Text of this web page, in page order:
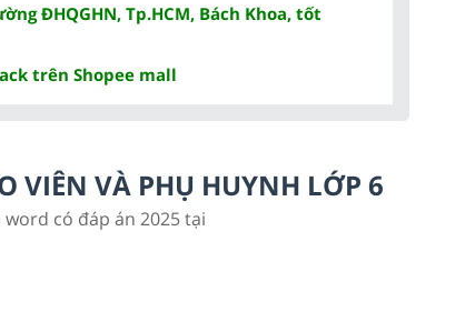
ĐHQGHN, Tp.HCM, Bách Khoa, tốt
trên Shopee mall
VIÊN VÀ PHỤ HUYNH LỚP 6
có đáp án 2025 tại